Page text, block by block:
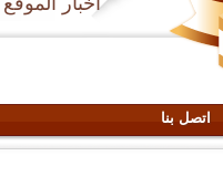
اتصل بنا